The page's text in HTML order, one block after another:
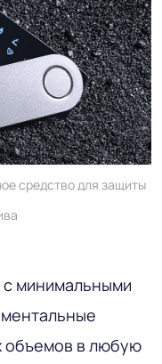
средство для защиты
минимальными
объемов в любую